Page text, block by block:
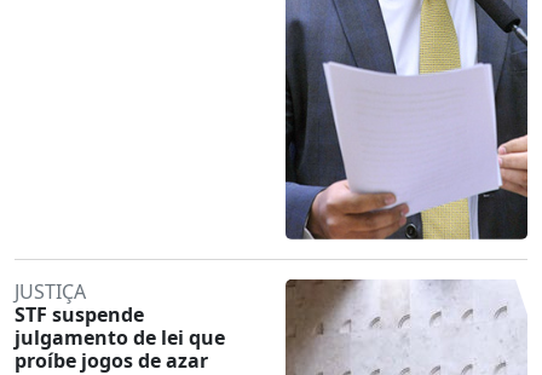
JUSTIÇA
STF suspende
julgamento de lei que
proíbe jogos de azar